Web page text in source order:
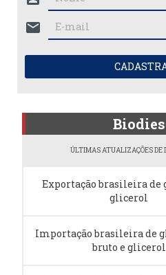
mail
ÚLTIMAS ATUALIZAÇÕES DE
Exportação brasileira de
glicerol
Importação brasileira de
bruto e glicerol